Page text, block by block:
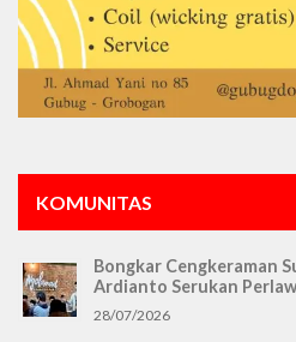
KOMUNITAS
Bongkar Cengkeraman
Ardianto Serukan
28/07/2026